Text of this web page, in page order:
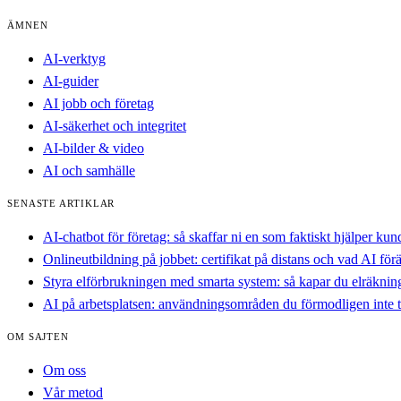
ÄMNEN
AI-verktyg
AI-guider
AI jobb och företag
AI-säkerhet och integritet
AI-bilder & video
AI och samhälle
SENASTE ARTIKLAR
AI-chatbot för företag: så skaffar ni en som faktiskt hjälper
Onlineutbildning på jobbet: certifikat på distans och vad AI
Styra elförbrukningen med smarta system: så kapar du
AI på arbetsplatsen: användningsområden du förmodligen inte
OM SAJTEN
Om oss
Vår metod